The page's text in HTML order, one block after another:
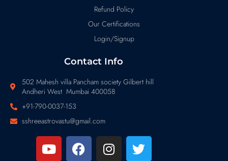
Refund Policy
Our Certifications
Login/Signup
Contact Info
502 Mahesh villa Pancham society Gilbert hill
Andheri West Mumbai 400058
+91-790-0037-153
sshreeastrovastu@gmail.com